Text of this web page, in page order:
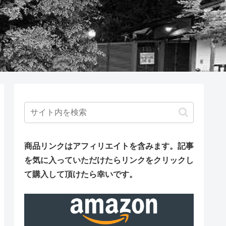
います。
商品リンクはアフィリエイトを含みます。 記事
を気に入っていただけたらリンクをクリックし
て購入して頂けたら幸いです。